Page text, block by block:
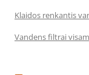
Klaidos renkantis
Vandens filtrai